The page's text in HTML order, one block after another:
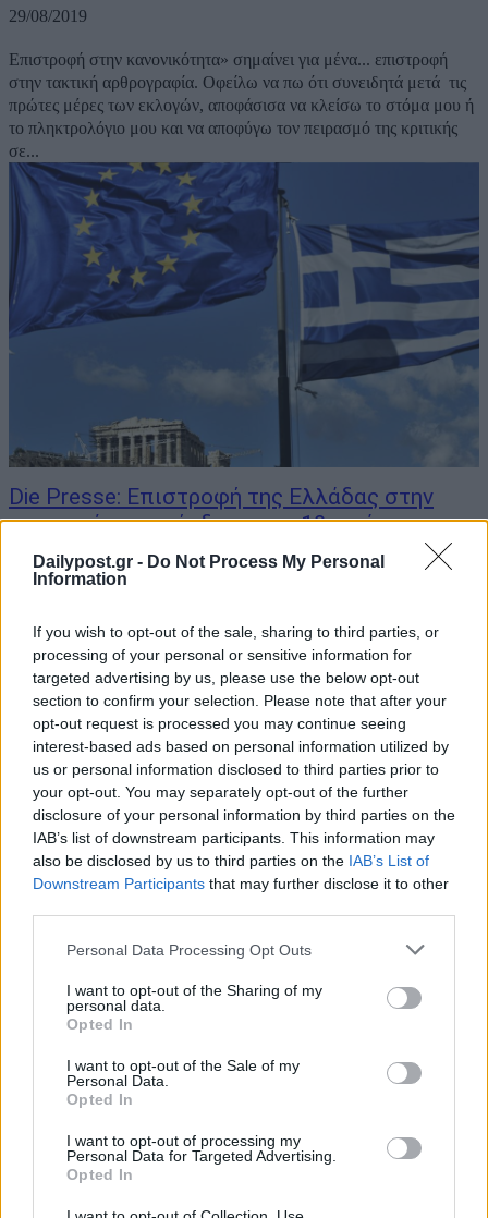
Dailypost.gr - Do Not Process My Personal
Information
If you wish to opt-out of the sale, sharing to third parties, or
processing of your personal or sensitive information for
targeted advertising by us, please use the below opt-out
section to confirm your selection. Please note that after your
opt-out request is processed you may continue seeing
interest-based ads based on personal information utilized by
us or personal information disclosed to third parties prior to
your opt-out. You may separately opt-out of the further
disclosure of your personal information by third parties on the
IAB’s list of downstream participants. This information may
also be disclosed by us to third parties on the IAB’s List of
Downstream Participants that may further disclose it to other
Personal Data Processing Opt Outs
I want to opt-out of the Sharing of my
personal data.
Opted In
I want to opt-out of the Sale of my
Personal Data.
Opted In
I want to opt-out of processing my
Personal Data for Targeted Advertising.
Opted In
29/08/2019
Eπιστροφή στην κανονικότητα» σημαίνει για μένα... επιστροφή
στην τακτική αρθρογραφία. Οφείλω να πω ότι συνειδητά μετά τις
πρώτες μέρες των εκλογών, αποφάσισα να κλείσω το στόμα μου ή
το πληκτρολόγιο μου και να αποφύγω τον πειρασμό της κριτικής
σε...
Die Presse: Επιστροφή της Ελλάδας στην
κανονικότητα η έκδοση του 10ετούς
ομολόγου
06/03/2019
"Το μήνυμα είναι σαφές: Η Αθήνα σηματοδοτεί στις αγορές ότι η
χώρα έχει επανέλθει στο φυσιολογικό και ότι μπορεί επίσης να
χρηματοδοτηθεί μακροπρόθεσμα και πάλι από μόνη της". To
δημοσίευμα ανήκει στην αυστριακή εφημερίδα Die Presse με τίτλο
ΡΟΗ ΕΙΔΗΣΕΩΝ
ΗΠΑ: Επιτροπή της Γερουσίας προτείνει άσκηση
διώξεων σε βάρος του πρώην συμβούλου για την
06/08/2026
ΕΛΑΣ: «Βιομηχανία κοροϊδίας από τον
7 χρόνια μετά, ξαναπαρουσιάζει τις ίδιες
06/08/2026
Τραμπ: «Ήμασταν έτοιμοι για τη μεγαλύτερη
παρακάλεσε για συνομιλίες»
06/08/2026
«Πυρά» κατά των ΜΜΕ από την «Ελπίδα για τη